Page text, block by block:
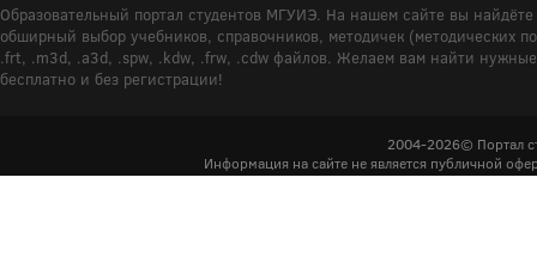
Образовательный портал студентов МГУИЭ. На нашем сайте вы
обширный выбор учебников, справочников, методичек (методических
.frt, .m3d, .a3d, .spw, .kdw, .frw, .cdw файлов. Желаем вам найти
бесплатно и без регистрации!
2004-2026© Портал
Информация на сайте не является публичной